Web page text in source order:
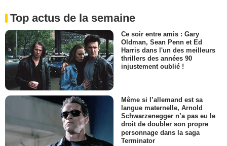
Top actus de la semaine
Ce soir entre amis : Gary
Oldman, Sean Penn et Ed
Harris dans l'un des meilleurs
thrillers des années 90
injustement oublié !
Même si l’allemand est sa
langue maternelle, Arnold
Schwarzenegger n’a pas eu le
droit de doubler son propre
personnage dans la saga
Terminator